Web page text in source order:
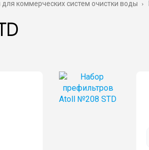
коммерческих систем очистки воды